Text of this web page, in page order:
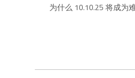
为什么 10.10.25 将成为